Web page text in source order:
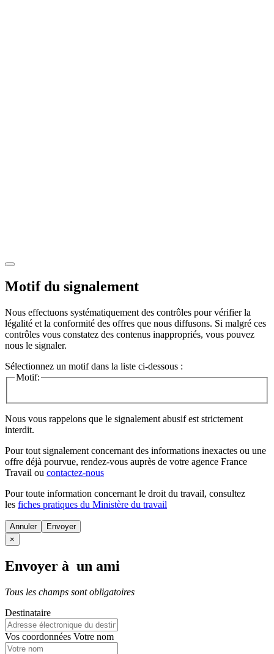
Motif du signalement
Nous effectuons systématiquement des contrôles pour vérifier la
légalité et la conformité des offres que nous diffusons. Si malgré ces
contrôles vous constatez des contenus inappropriés, vous pouvez
nous le signaler.
Sélectionnez un motif dans la liste ci-dessous :
Motif:
Nous vous rappelons que le signalement abusif est strictement
interdit.
Pour tout signalement concernant des informations inexactes ou une
offre déjà pourvue, rendez-vous auprès de votre agence France
Travail ou contactez-nous
Pour toute information concernant le droit du travail, consultez
les fiches pratiques du Ministère du travail
Annuler
×
Envoyer à un ami
Tous les champs sont obligatoires
Destinataire
Vos coordonnées Votre nom